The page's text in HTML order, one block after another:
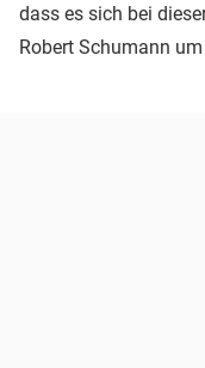
dass es sich bei
Robert Schumann